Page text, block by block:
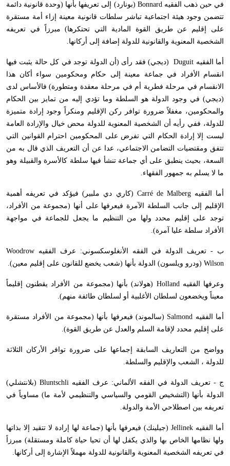
في حين ذهب الفقيهBonnard (بونارد) إلى تعريفها بأنها (وحدة قانونية دائمة
تتضمن وجود هيئة اجتماعية تباشر سلطات قانونية معينة إزاء أمة مستقرة
على إقليم عن طريق القوة المادية التي تحتكرها) مبرزاً في تعريفه
الشخصية المعنوية والقانونية للدولة إضافة إلى أركانها.
أما الفقيه Duguit(ديجي) فقد رأى (أن الدولة توجد في كل حالة يثبت فيها
انقسام الأفراد في جماعة معينة إلى حكام ومحكومين سواء أكان هذا
الانقسام في مرحلة فطرية أم في مرحلة معقدة ومتطورة) فالأساس لدى
(ديجي) في وجود الدولة هو السلطة وما تؤدي إليه من تمايز بين الحكام
والمحكومين، مغفلاً ضرورة توافر ركن الإقليم ومنكراً وجود إرادة متميزة
للدولة، ففي رأيه أن الشخصية المعنوية للدولة محض خيال والإرادة العامة
ليست إلا إرادة الحكام التي تفرض على المحكومين احترام القوانين التي
تتفق ومقتضيات التضامن الاجتماعي، عدا عن أن التعريف الذي قال به من
السعة، بحيث ينطبق على أي جماعة تنشأ فيها سلطة كالأسرة والقبيلة وهو
ما لا يسلم به جمهور الفقهاء.
أما الفقيهCarré de Malberg (كاري دي ملبير) فيؤكد في تعريفه أهمية
الإقليم إلى جانب السلطة الآمرة فيعرفها على أنها (مجموعة من الأفراد،
توجد على إقليم محدد ولها من التنظيم ما يجعل للجماعة في مواجهة
الأفراد سلطة عليا آمرة).
ب - تعريف الدولة في الفقه الأنغلوسكسوني: عرف الفقيه Woodrow
Wilson (ودرو ويلسون) الدولة بأنها (شعب يخضع للقانون على إقليم معين).
وعرفها الفقيهHolland (هولاند) بأنها (مجموعة من الأفراد يقطنون إقليماً
معيناً ويخضعون لسلطان الأغلبية أو لسلطان طائفة منهم).
أما الفقيه Salmond (سالموند) فيعرفها بأنها (مجموعة من الأفراد مستقرة
على إقليم محدد لإقامة السلم والعدل عن طريق القوة).
وواضح من التعاريف السابقة إجماعها على ضرورة توافر الأركان الثلاثة
للدولة ، الشعب والإقليم والسلطة.
ج - تعريف الدولة في الفقه الألماني: عرف الفقيه Bluntschli (بلانتشلي)
الدولة بأنها (التشخيص القومي والسياسي والتنظيمي لأمة ما) مساوياً في
تعريفه بين اصطلاحي الأمة والدولة.
أما الفقيه Jellinek(جيلينك) فيعرفها بأنها (جماعة لها إرادة لا تتقيد إلا بذاتها
ولها نظامها الخاص بها والذي يكفل لها أن تحيا حياة كاملة ومستقلة) مبرزاً
في تعريفه الشخصية المعنوية والقانونية للدولة مهملاً الإشارة إلى أركانها.